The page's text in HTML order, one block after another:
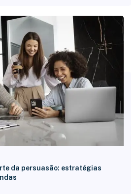
da persuasão: estratégias